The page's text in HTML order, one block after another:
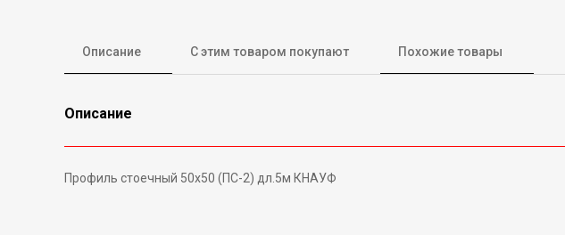
Описание С этим товаром покупают Похожие товары
Описание
Профиль стоечный 50х50 (ПС-2) дл.5м КНАУФ